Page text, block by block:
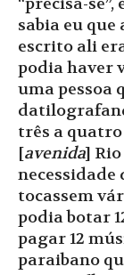
sabia eu que
escrito ali
podia haver
uma pessoa
três a
[avenida]
necessidade
tocassem
podia botar
pagar 12
paraibano